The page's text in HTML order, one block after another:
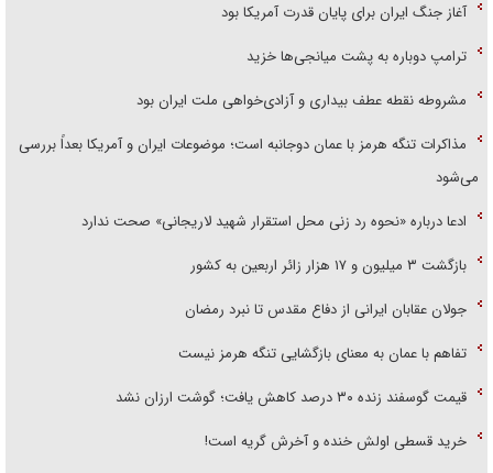
آغاز جنگ ایران برای پایان قدرت آمریکا بود
ترامپ دوباره به پشت میانجی‌ها خزید
مشروطه نقطه عطف بیداری و آزادی‌خواهی ملت ایران بود
مذاکرات تنگه هرمز با عمان دوجانبه است؛ موضوعات ایران و آمریکا بعداً بررسی
می‌شود
ادعا درباره «نحوه رد زنی محل استقرار شهید لاریجانی» صحت ندارد
بازگشت ۳ میلیون و ۱۷ هزار زائر اربعین به کشور
جولان عقابان ایرانی از دفاع مقدس تا نبرد رمضان
تفاهم با عمان به معنای بازگشایی تنگه هرمز نیست
قیمت گوسفند زنده ۳۰ درصد کاهش یافت؛ گوشت ارزان نشد
خرید قسطی اولش خنده و آخرش گریه است!